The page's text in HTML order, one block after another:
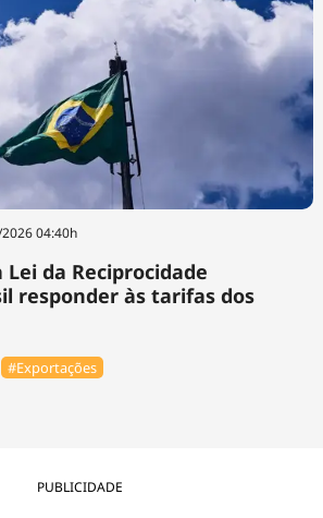
04:40h
da Reciprocidade
responder às tarifas dos
#Exportações
PUBLICIDADE